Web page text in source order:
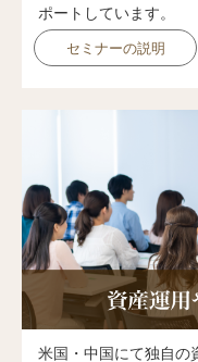
ポートしています。
セミナーの説明
米国・中国にて独自の